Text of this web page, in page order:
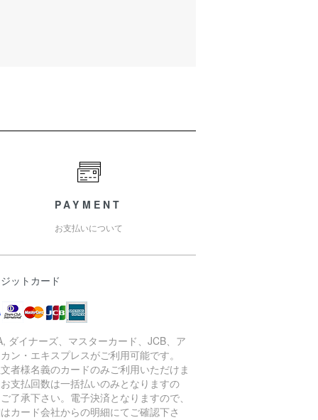
PAYMENT
お支払いについて
ットカード
ダイナーズ、マスターカード、JCB、ア
ン・エキスプレスがご利用可能です。
者様名義のカードのみご利用いただけま
支払回数は一括払いのみとなりますの
了承下さい。電子決済となりますので、
カード会社からの明細にてご確認下さ